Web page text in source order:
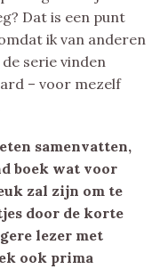
Dat is een punt
ik van anderen
serie vinden
– voor mezelf
samenvatten,
boek wat voor
zal zijn om te
door de korte
lezer met
ook prima